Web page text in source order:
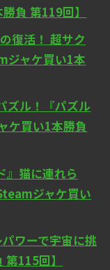
負 第119回】
復活！ 超サク
ジャケ買い1本
ズル！『パズル
ケ買い1本勝負
』猫に連れら
ジャケ買い
ワーで宇宙に挑
115回】